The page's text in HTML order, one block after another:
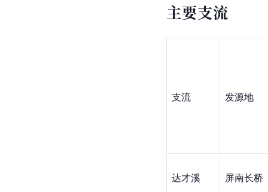
主要支流
支流 发源地
达才溪 屏南长桥